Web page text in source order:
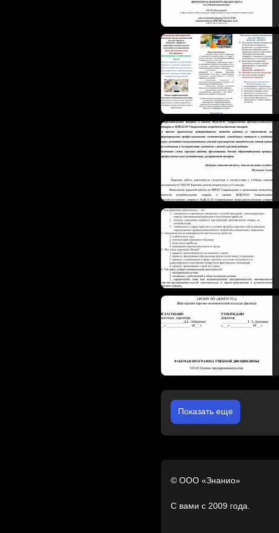
Показать еще
© ООО «Знанио»
С вами с 2009 года.